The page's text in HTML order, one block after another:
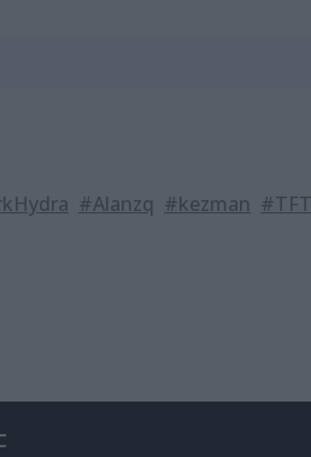
#Alanzq #kezman